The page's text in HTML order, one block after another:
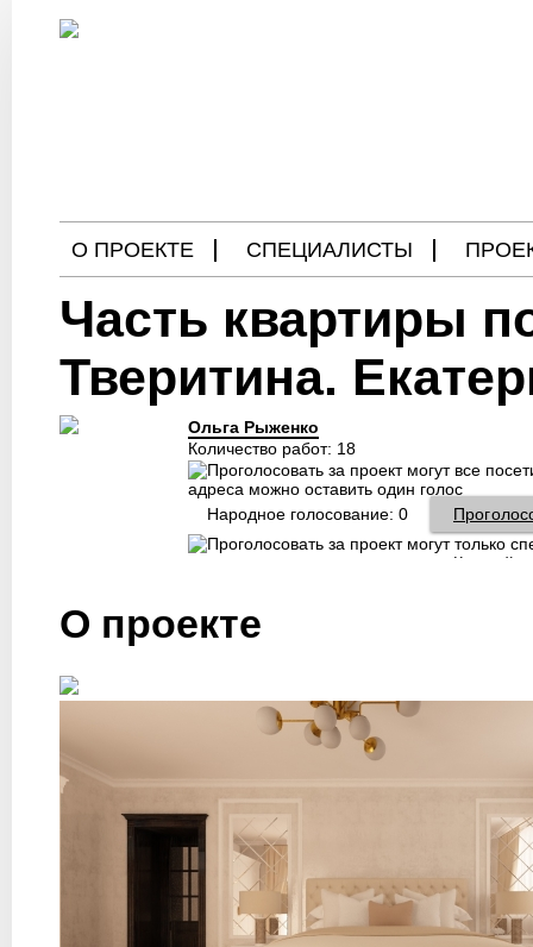
О ПРОЕКТЕ СПЕЦИАЛИСТЫ
БЛОГ
Часть квартиры
Тверитина.
Ольга Рыженко
Количество работ: 18
Народное голосование: 0
О проекте